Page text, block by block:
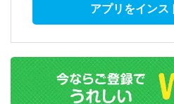
アプリをインス